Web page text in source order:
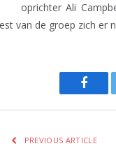
oprichter Ali
van de groep zich er
PREVIOUS ARTICLE